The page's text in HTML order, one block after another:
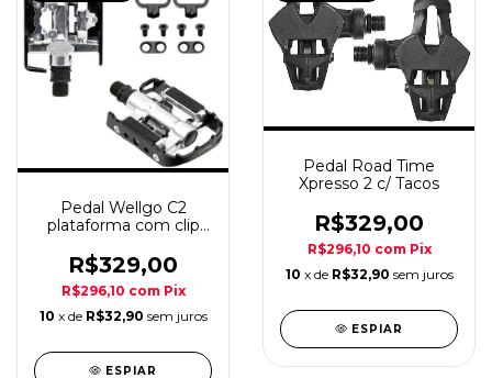
Pedal Wellgo C2
plataforma com clip
R$329,00
R$296,10 com Pix
10 x de R$32,90 sem juros
ESPIAR
Pedal Road Time
Xpresso 2 c/ Tacos
R$329,00
R$296,10 com Pix
10 x de R$32,90 sem juros
ESPIAR